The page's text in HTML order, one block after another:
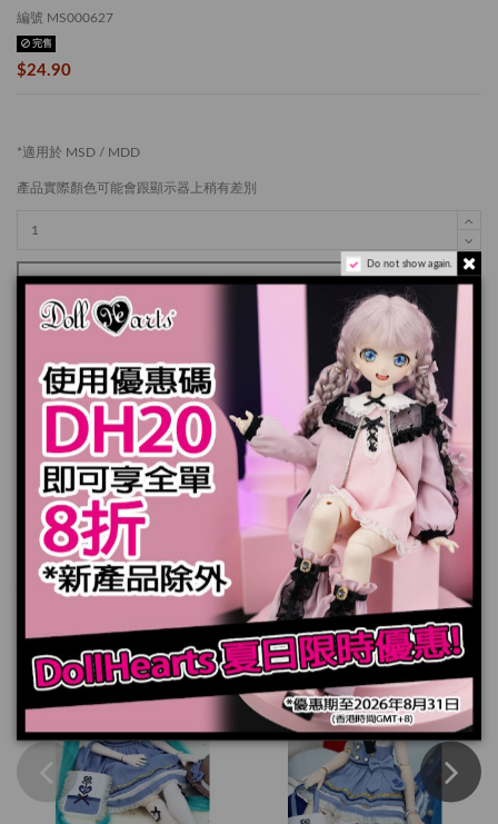
編號 MS000627
完售
$24.90
*適用於 MSD / MDD
產品實際顏色可能會跟顯示器上稍有差別
加入購物車
規格
您也可能喜歡
Do not show again.